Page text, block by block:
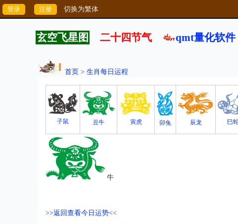
切换为繁体
玄空飞星图 二十四节气 qmt量化软件
首页 > 生肖每日运程
子鼠 丑牛 寅虎 卯兔 辰龙 巳
牛
>>返回查看今日运势<<